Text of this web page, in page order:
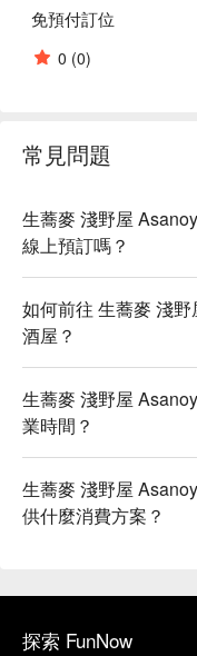
免預付訂位
0 (0)
常見問題
生蕎麥 淺野屋
線上預訂嗎？
如何前往 生蕎麥 淺
酒屋？
生蕎麥 淺野屋
業時間？
生蕎麥 淺野屋
供什麼消費方案？
探索 FunNow